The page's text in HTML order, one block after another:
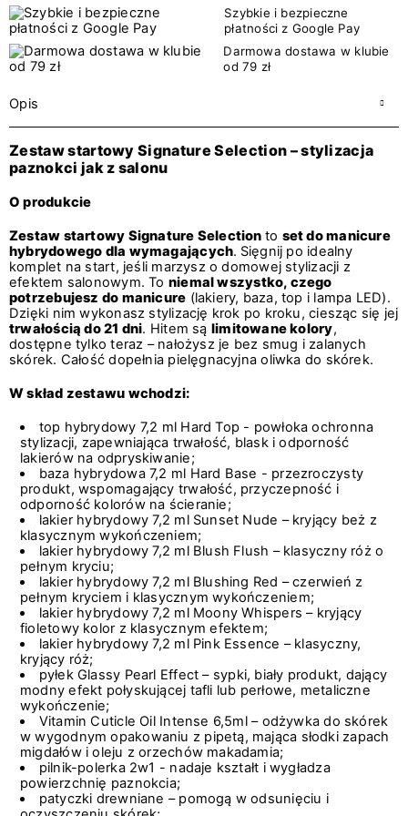
Szybkie i bezpieczne
płatności z Google Pay
Darmowa dostawa w klubie
od 79 zł
Opis
Zestaw startowy Signature Selection – stylizacja
paznokci jak z salonu
O produkcie
Zestaw startowy Signature Selection to set do manicure
hybrydowego dla wymagających. Sięgnij po idealny
komplet na start, jeśli marzysz o domowej stylizacji z
efektem salonowym. To niemal wszystko, czego
potrzebujesz do manicure (lakiery, baza, top i lampa LED).
Dzięki nim wykonasz stylizację krok po kroku, ciesząc się jej
trwałością do 21 dni. Hitem są limitowane kolory,
dostępne tylko teraz – nałożysz je bez smug i zalanych
skórek. Całość dopełnia pielęgnacyjna oliwka do skórek.
W skład zestawu wchodzi:
top hybrydowy 7,2 ml Hard Top - powłoka ochronna
stylizacji, zapewniająca trwałość, blask i odporność
lakierów na odpryskiwanie;
baza hybrydowa 7,2 ml Hard Base - przezroczysty
produkt, wspomagający trwałość, przyczepność i
odporność kolorów na ścieranie;
lakier hybrydowy 7,2 ml Sunset Nude – kryjący beż z
klasycznym wykończeniem;
lakier hybrydowy 7,2 ml Blush Flush​ – klasyczny róż o
pełnym kryciu;
lakier hybrydowy 7,2 ml Blushing Red​ – czerwień z
pełnym kryciem i klasycznym wykończeniem;
lakier hybrydowy 7,2 ml Moony Whispers – kryjący
fioletowy kolor z klasycznym efektem;
lakier hybrydowy 7,2 ml Pink Essence – klasyczny,
kryjący róż;
pyłek Glassy Pearl Effect – sypki, biały produkt, dający
modny efekt połyskującej tafli lub perłowe, metaliczne
wykończenie;
Vitamin Cuticle Oil Intense 6,5ml – odżywka do skórek
w wygodnym opakowaniu z pipetą, mająca słodki zapach
migdałów i oleju z orzechów makadamia;
pilnik-polerka 2w1 - nadaje kształt i wygładza
powierzchnię paznokcia;
patyczki drewniane – pomogą w odsunięciu i